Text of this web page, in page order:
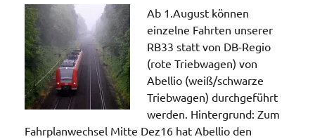
Ab 1.August können
einzelne Fahrten unserer
RB33 statt von DB-Regio
(rote Triebwagen) von
Abellio (weiß/schwarze
Triebwagen) durchgeführt
werden. Hintergrund: Zum
Fahrplanwechsel Mitte Dez16 hat Abellio den